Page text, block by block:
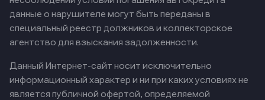
данные о нарушителе могут быть переданы в
специальный реестр должников и коллекторское
агентство для взыскания задолженности.
Данный Интернет-сайт носит исключительно
информационный характер и ни при каких условиях не
является публичной офертой, определяемой